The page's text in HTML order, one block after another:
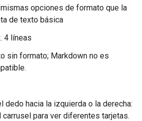
opciones de formato que la
de texto básica
4 líneas
sin formato; Markdown no es
dedo hacia la izquierda o la derecha:
carrusel para ver diferentes tarjetas.